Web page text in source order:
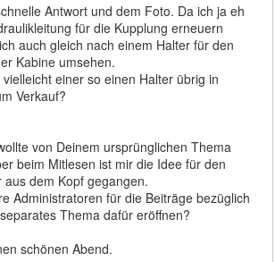
Antwort und dem Foto. Da ich ja eh
für die Kupplung erneuern
auch gleich nach einem Halter für den
Kabine umsehen.
einer so einen Halter übrig in
Verkauf?
von Deinem ursprünglichen Thema
beim Mitlesen ist mir die Idee für den
aus dem Kopf gegangen.
Administratoren für die Beiträge bezüglich
Thema dafür eröffnen?
schönen Abend.